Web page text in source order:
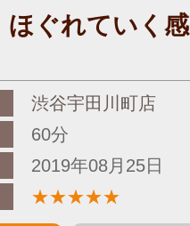
ほぐれていく
渋谷宇田川町店
60分
2019年08月25日
★★★★★